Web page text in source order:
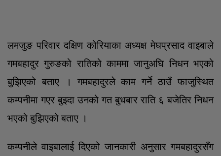
लमजुङ परिवार दक्षिण कोरियाका अध्यक्ष मेघप्रसाद वाइबाले
गमबहादुर गुरुङको रातिको काममा जानुअघि निधन भएको
बुझिएको बताए । गमबहादुरले काम गर्ने ठाउँ फाजुस्थित
कम्पनीमा गएर बुझ्दा उनको गत बुधबार राति ६ बजेतिर निधन
भएको बुझिएको बताए ।
कम्पनीले वाइबालाई दिएको जानकारी अनुसार गमबहादुरसँग